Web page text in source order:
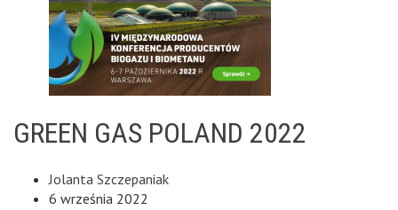
GREEN GAS POLAND 2022
Jolanta Szczepaniak
6 września 2022